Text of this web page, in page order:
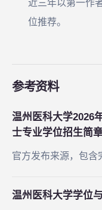
近三年以第一作
位推荐。
参考资料
温州医科大学2026
士专业学位招生简
官方发布来源，包含
温州医科大学学位